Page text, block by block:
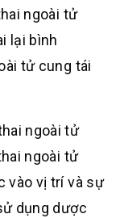
ngoài tử
lại bình
tử cung tái
ngoài tử
ngoài tử
vào vị trí và sự
dụng dược